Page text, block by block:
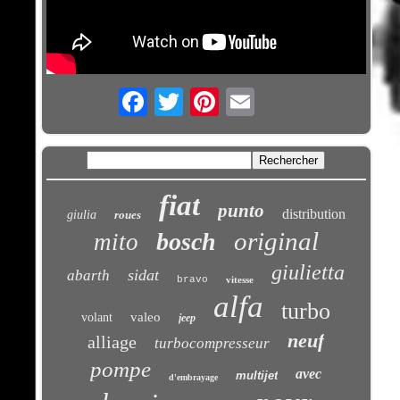
Email
giulia roues fiat punto distribution
mito bosch original
abarth sidat bravo vitesse giulietta
volant valeo jeep alfa turbo
alliage turbocompresseur neuf
pompe d'embrayage multijet avec